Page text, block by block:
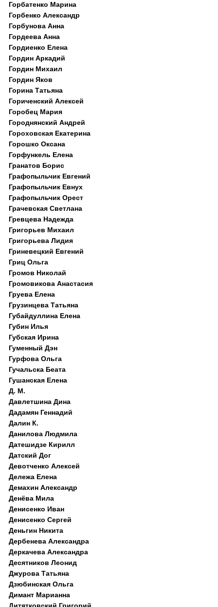
Горбатенко Марина
Горбенко Александр
Горбунова Анна
Гордеева Анна
Гордиенко Елена
Гордин Аркадий
Гордин Михаил
Гордин Яков
Горина Татьяна
Гориченский Алексей
Горобец Мария
Городнянский Андрей
Гороховская Екатерина
Горошко Оксана
Горфункель Елена
Гранатов Борис
Графопыльчик Евгений
Графопыльчик Евнух
Графопыльчик Орест
Грачевская Светлана
Гревцева Надежда
Григорьев Михаил
Григорьева Лидия
Гриневецкий Евгений
Гриц Ольга
Громов Николай
Громовикова Анастасия
Груева Елена
Грузинцева Татьяна
Губайдуллина Елена
Губин Илья
Губская Ирина
Гуменный Дэн
Гурфова Ольга
Гучальска Беата
Гушанская Елена
Д. M.
Давлетшина Дина
Дадамян Геннадий
Далин К.
Данилова Людмила
Датешидзе Кирилл
Датский Дог
Девотченко Алексей
Дележа Елена
Демахин Александр
Денёва Мила
Денисенко Иван
Денисенко Сергей
Деньгин Никита
Дербенева Александра
Деркачева Александра
Десятников Леонид
Джурова Татьяна
Дзюбинская Ольга
Димант Марианна